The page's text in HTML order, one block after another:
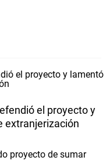
el proyecto y
extranjerización